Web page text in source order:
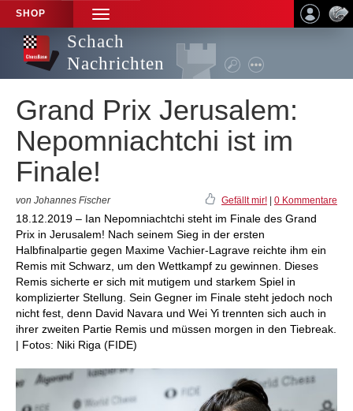
SHOP
TOGGLE
NAVIGATION
Schach
Nachrichten
Grand Prix Jerusalem:
Nepomniachtchi ist im
Finale!
von Johannes Fischer Gefällt mir! 0 Kommentare
18.12.2019 – Ian Nepomniachtchi steht im Finale des Grand
Prix in Jerusalem! Nach seinem Sieg in der ersten
Halbfinalpartie gegen Maxime Vachier-Lagrave reichte ihm ein
Remis mit Schwarz, um den Wettkampf zu gewinnen. Dieses
Remis sicherte er sich mit mutigem und starkem Spiel in
komplizierter Stellung. Sein Gegner im Finale steht jedoch noch
nicht fest, denn David Navara und Wei Yi trennten sich auch in
ihrer zweiten Partie Remis und müssen morgen in den Tiebreak.
| Fotos: Niki Riga (FIDE)